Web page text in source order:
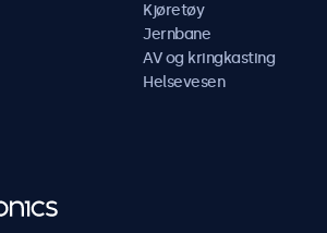
Kjøretøy
Jernbane
AV og kringkasting
Helsevesen